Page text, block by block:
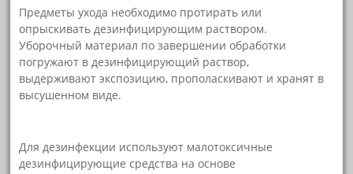
Предметы ухода необходимо протирать или
опрыскивать дезинфицирующим раствором.
Уборочный материал по завершении обработки
погружают в дезинфицирующий раствор,
выдерживают экспозицию, прополаскивают и хранят в
высушенном виде.
Для дезинфекции используют малотоксичные
дезинфицирующие средства на основе